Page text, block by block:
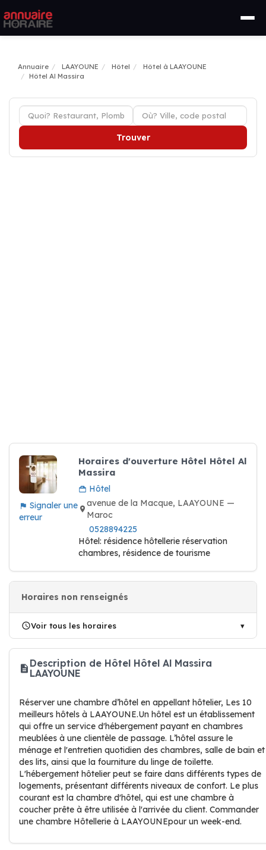
Annuaire LAAYOUNE Hôtel
Hôtel à LAAYOUNE
Hôtel Al Massira
Trouver
Signaler une
erreur
Horaires d'ouverture Hôtel Hôtel Al
Massira
Hôtel
avenue de la Macque, LAAYOUNE —
Maroc
0528894225
Hôtel: résidence hôtellerie réservation
chambres, résidence de tourisme
Horaires non renseignés
Voir tous les horaires
Description de Hôtel Hôtel Al Massira
LAAYOUNE
Réserver une chambre d’hôtel en appellant hôtelier, Les 10
meilleurs hôtels à LAAYOUNE.Un hôtel est un établissement
qui offre un service d'hébergement payant en chambres
meublées à une clientèle de passage. L’hôtel assure le
ménage et l'entretien quotidien des chambres, salle de bain et
des lits, ainsi que la fourniture du linge de toilette.
L'hébergement hôtelier peut se faire dans différents types de
logements, présentant différents niveaux de confort. Le plus
courant est la chambre d'hôtel, qui est une chambre à
coucher prête à être utilisée à l'arrivée du client. Commander
une chambre Hôtellerie à LAAYOUNEpour un week-end.